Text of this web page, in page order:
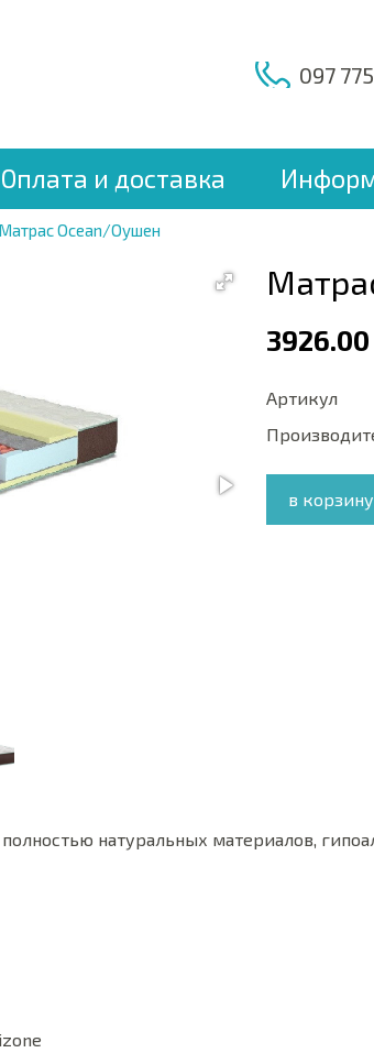
097
Оплата и доставка
Матрас Ocean/Оушен
Артикул
в корзину
натуральных материалов,